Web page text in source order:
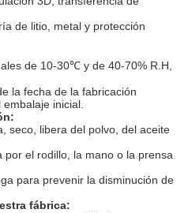
de litio, metal y protección
de 10-30℃ y de 40-70% R.H,
la fecha de la fabricación
inicial.
seco, libera del polvo, del aceite
el rodillo, la mano o la prensa
para prevenir la disminución de
fábrica: